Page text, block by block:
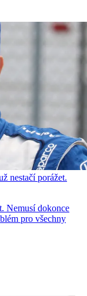
nestačí porážet.
Nemusí dokonce
pro všechny